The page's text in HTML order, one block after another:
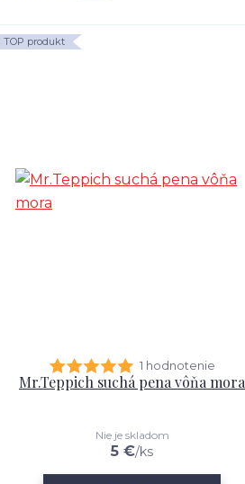
TOP produkt
1 hodnotenie
Mr.Teppich suchá pena vôňa mora
5 €/ks
Nie je skladom